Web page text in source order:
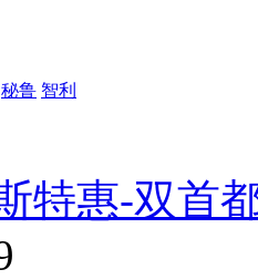
秘鲁 智利
特惠-双首